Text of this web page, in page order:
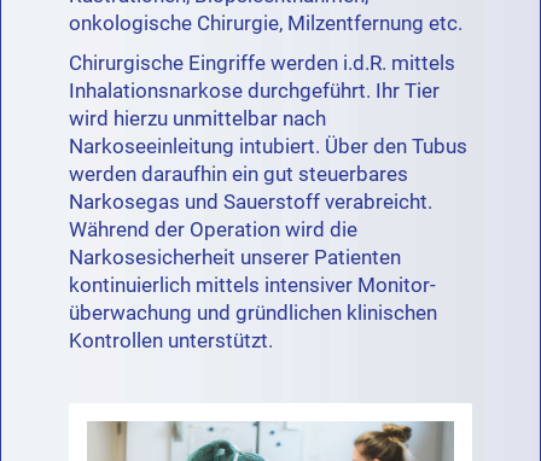
onkologische Chirurgie, Milzentfernung etc.
Chirurgische Eingriffe werden i.d.R. mittels
Inhalationsnarkose durchgeführt. Ihr Tier
wird hierzu unmittelbar nach
Narkoseeinleitung intubiert. Über den Tubus
werden daraufhin ein gut steuerbares
Narkosegas und Sauerstoff verabreicht.
Während der Operation wird die
Narkosesicherheit unserer Patienten
kontinuierlich mittels intensiver Monitor­
überwachung und gründlichen klinischen
Kontrollen unterstützt.